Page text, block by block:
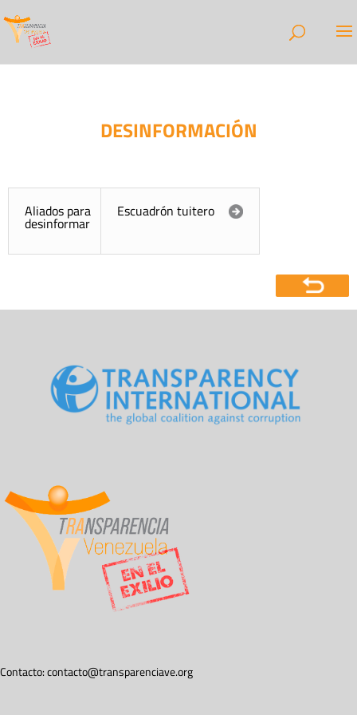
DESINFORMACIÓN
Aliados para
desinformar
Escuadrón tuitero
Contacto:contacto@transparenciave.org